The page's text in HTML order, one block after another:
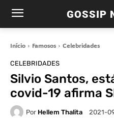
GOSSIP
Início Famosos Celebridades
CELEBRIDADES
Silvio Santos,
covid-19 afirma
Por Hellem Thalita 2021-